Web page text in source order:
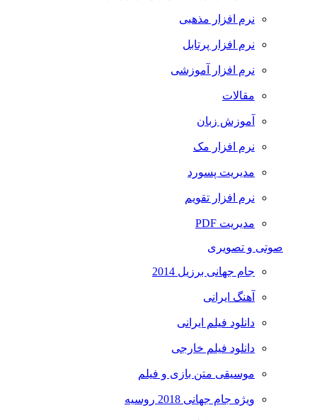
نرم افزار مذهبی
نرم افزار پرتابل
نرم افزار آموزشی
مقالات
آموزش زبان
نرم افزار مک
مدیریت پسورد
نرم افزار تقویم
مدیریت PDF
صوتی و تصویری
جام جهانی برزیل 2014
آهنگ ایرانی
دانلود فیلم ایرانی
دانلود فیلم خارجی
موسیقی متن بازی و فیلم
ویژه جام جهانی 2018 روسیه